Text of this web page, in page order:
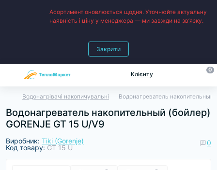
Асортимент оновлюється щодня. Уточнюйте актуальну
наявність і ціну у менеджера — ми завжди на зв’язку.
Закрити
Клієнту
0
Водонагрівачі накопичувальні Водонагреватель накопительный
Водонагреватель накопительный (бойлер)
GORENJE GT 15 U/V9
Виробник: Tiki (Gorenje)
Код товару: GT 15 U
0